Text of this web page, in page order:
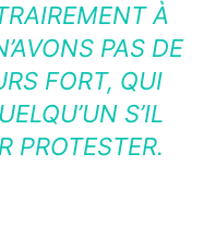
À
PAS DE
FORT, QUI
S’IL
PROTESTER.